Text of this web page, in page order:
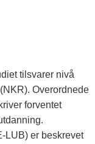
tilsvarer nivå
Overordnede
forventet
LUB) er beskrevet